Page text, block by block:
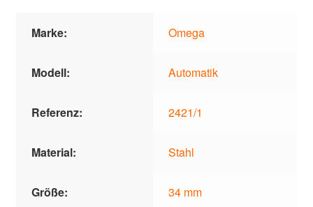
Marke: Omega
Modell: Automatik
Referenz: 2421/1
Material: Stahl
Größe: 34 mm